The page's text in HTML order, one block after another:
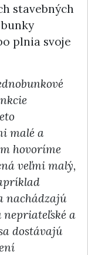
stavebných
plnia svoje
malé a
hovoríme
veľmi malý,
nachádzajú
nepriateľské a
dostávajú